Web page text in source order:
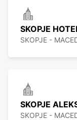
SKOPJE
SKOPJE -
SKOPJE
SKOPJE -